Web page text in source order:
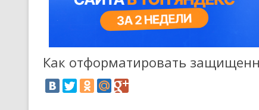
Как отформатировать